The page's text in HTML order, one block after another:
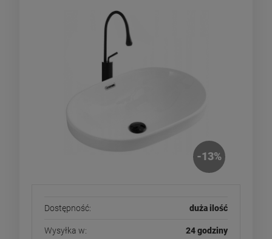
-13%
Dostępność: duża ilość
Wysyłka w: 24 godziny